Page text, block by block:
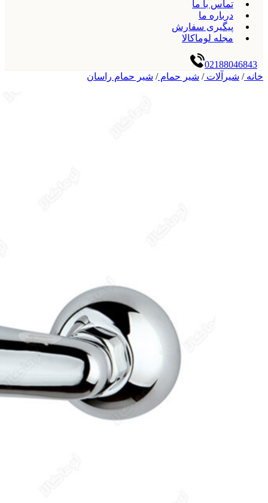
تماس با ما
درباره ما
پیگیری سفارش
مجله لوماکالا
02188046843
خانه/ شیرآلات/ شیر حمام/ شیر حمام راسان